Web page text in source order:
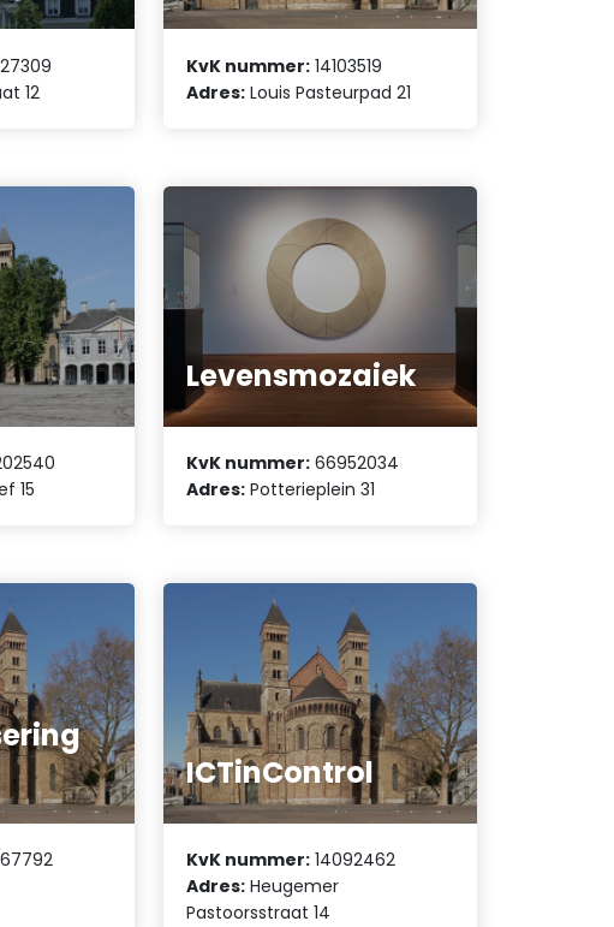
12
KvK nummer: 14103519
Adres: Louis Pasteurpad 21
15
Levensmozaiek
KvK nummer: 66952034
Adres: Potterieplein 31
ICTinControl
KvK nummer: 14092462
Adres: Heugemer
Pastoorsstraat 14